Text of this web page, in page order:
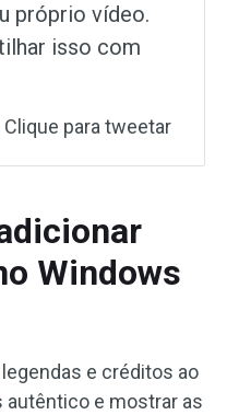
próprio vídeo.
isso com
Clique para tweetar
Windows
e créditos ao
autêntico e mostrar as